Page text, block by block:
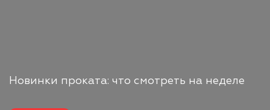
Новинки проката: что смотреть на неделе